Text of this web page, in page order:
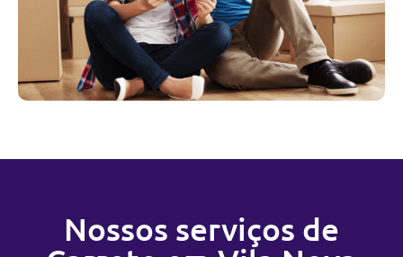
Nossos serviços de